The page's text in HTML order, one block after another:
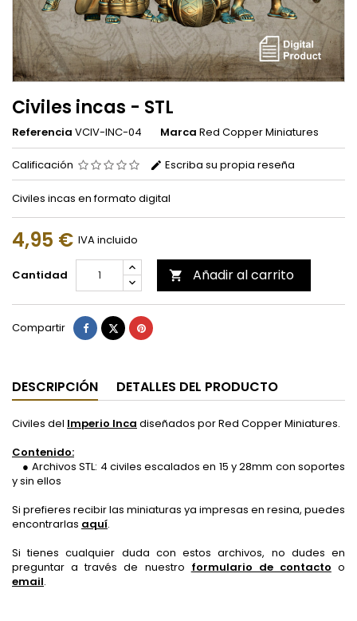
Civiles incas - STL
Referencia VCIV-INC-04 Marca Red Copper Miniatures
Calificación Escriba su propia reseña
Civiles incas en formato digital
4,95 € IVA incluido
Cantidad  Añadir al carrito
Compartir Compartir
TuitearPinterest
DESCRIPCIÓN DETALLES DEL PRODUCTO
Civiles del Imperio Inca diseñados por Red Copper Miniatures.
Contenido:
● Archivos STL: 4 civiles escalados en 15 y 28mm con soportes
y sin ellos
Si prefieres recibir las miniaturas ya impresas en resina, puedes
encontrarlas aquí.
Si tienes cualquier duda con estos archivos, no dudes en
preguntar a través de nuestro formulario de contacto o
email.